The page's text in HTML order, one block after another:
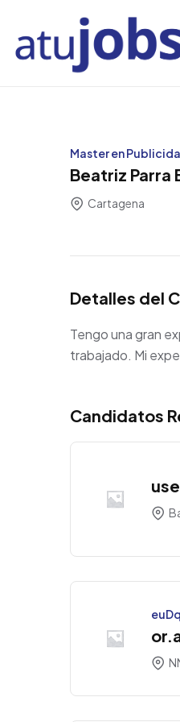
Master en
Beatriz Parra
Cartagena
Detalles del
Tengo una gran
trabajado. Mi
Candidatos